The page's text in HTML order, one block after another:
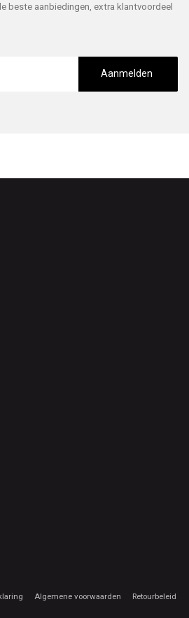
beste aanbiedingen, extra klantvoordeel
Aanmelden
Algemene voorwaarden Retourbeleid